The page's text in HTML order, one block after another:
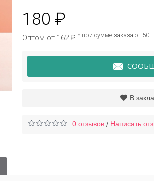
Bioaqua
47 ₽
180 ₽
Оптом от 162 ₽ * при сумме заказа от 50
В
0 отзывов / Написать